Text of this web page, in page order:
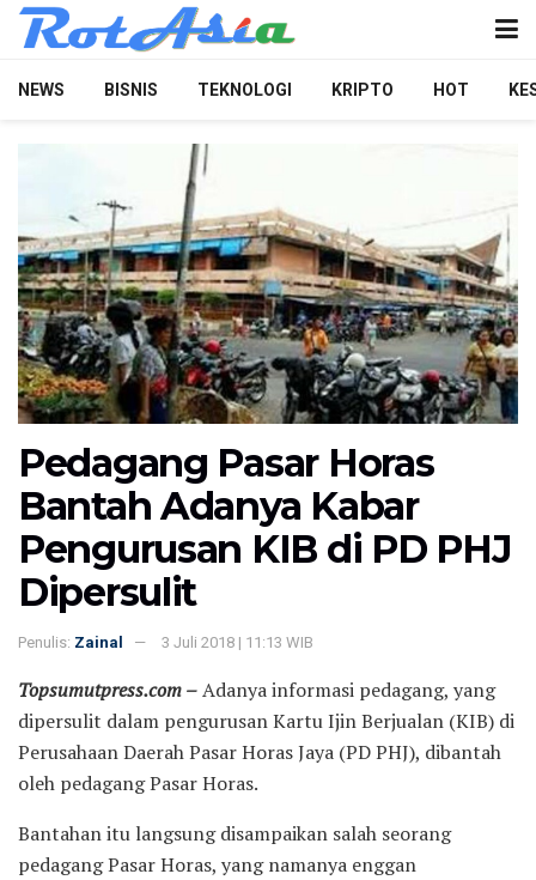
NEWS BISNIS TEKNOLOGI KRIPTO HOT
Pedagang Pasar Horas
Bantah Adanya Kabar
Pengurusan KIB di PD PHJ
Dipersulit
Penulis: Zainal 3 Juli 2018 | 11:13 WIB
Topsumutpress.com –Adanya informasi pedagang, yang
dipersulit dalam pengurusan Kartu Ijin Berjualan (KIB) di
Perusahaan Daerah Pasar Horas Jaya (PD PHJ), dibantah
oleh pedagang Pasar Horas.
Bantahan itu langsung disampaikan salah seorang
pedagang Pasar Horas, yang namanya enggan